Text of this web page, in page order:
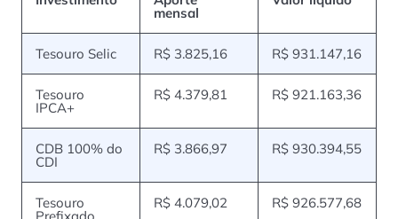
mensal
Tesouro Selic R$ 3.825,16 R$ 931.147,16
Tesouro
IPCA+
R$ 4.379,81 R$ 921.163,36
CDB 100% do
CDI
R$ 3.866,97 R$ 930.394,55
Tesouro R$ 4.079,02 R$ 926.577,68